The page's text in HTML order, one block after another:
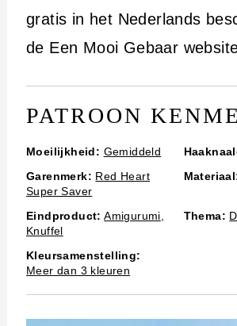
gratis in het Nederlands
de Een Mooi Gebaar
PATROON
Moeilijkheid: Gemiddeld
Garenmerk: Red Heart
Super Saver
Eindproduct: Amigurumi
Knuffel
Thema:
Kleursamenstelling:
Meer dan 3 kleuren